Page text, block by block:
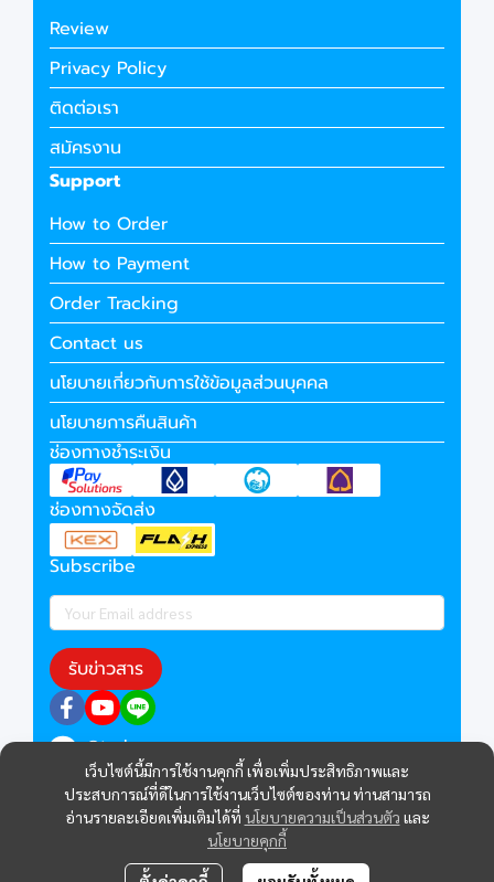
เว็บไซต์นี้มีการใช้งานคุกกี้ เพื่อเพิ่มประสิทธิภาพและ
ประสบการณ์ที่ดีในการใช้งานเว็บไซต์ของท่าน ท่านสามารถ
อ่านรายละเอียดเพิ่มเติมได้ที่ นโยบายความเป็นส่วนตัว และ
นโยบายคุกกี้
Review
Privacy Policy
ติดต่อเรา
สมัครงาน
Support
How to Order
How to Payment
Order Tracking
Contact us
นโยบายเกี่ยวกับการใช้ข้อมูลส่วนบุคคล
นโยบายการคืนสินค้า
ช่องทางชำระเงิน
ช่องทางจัดส่ง
Subscribe
รับข่าวสาร
@technocom